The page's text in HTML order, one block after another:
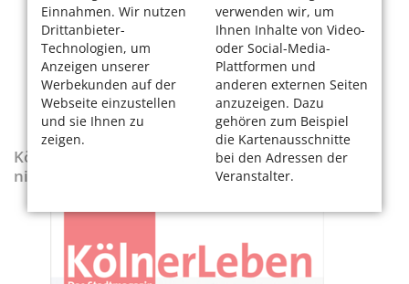
Einnahmen. Wir nutzen
Drittanbieter-
Technologien, um
Anzeigen unserer
Werbekunden auf der
Webseite einzustellen
und sie Ihnen zu
zeigen.
verwenden wir, um
Ihnen Inhalte von Video-
oder Social-Media-
Plattformen und
anderen externen Seiten
anzuzeigen. Dazu
gehören zum Beispiel
die Kartenausschnitte
bei den Adressen der
Veranstalter.
KölnerLeben-Sonderausgabe „Wenn die Rente
nicht reicht“